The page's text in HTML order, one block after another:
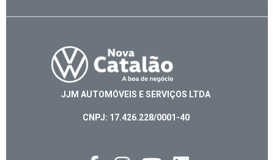
JJM AUTOMÓVEIS E SERVIÇOS LTDA
CNPJ: 17.426.228/0001-40